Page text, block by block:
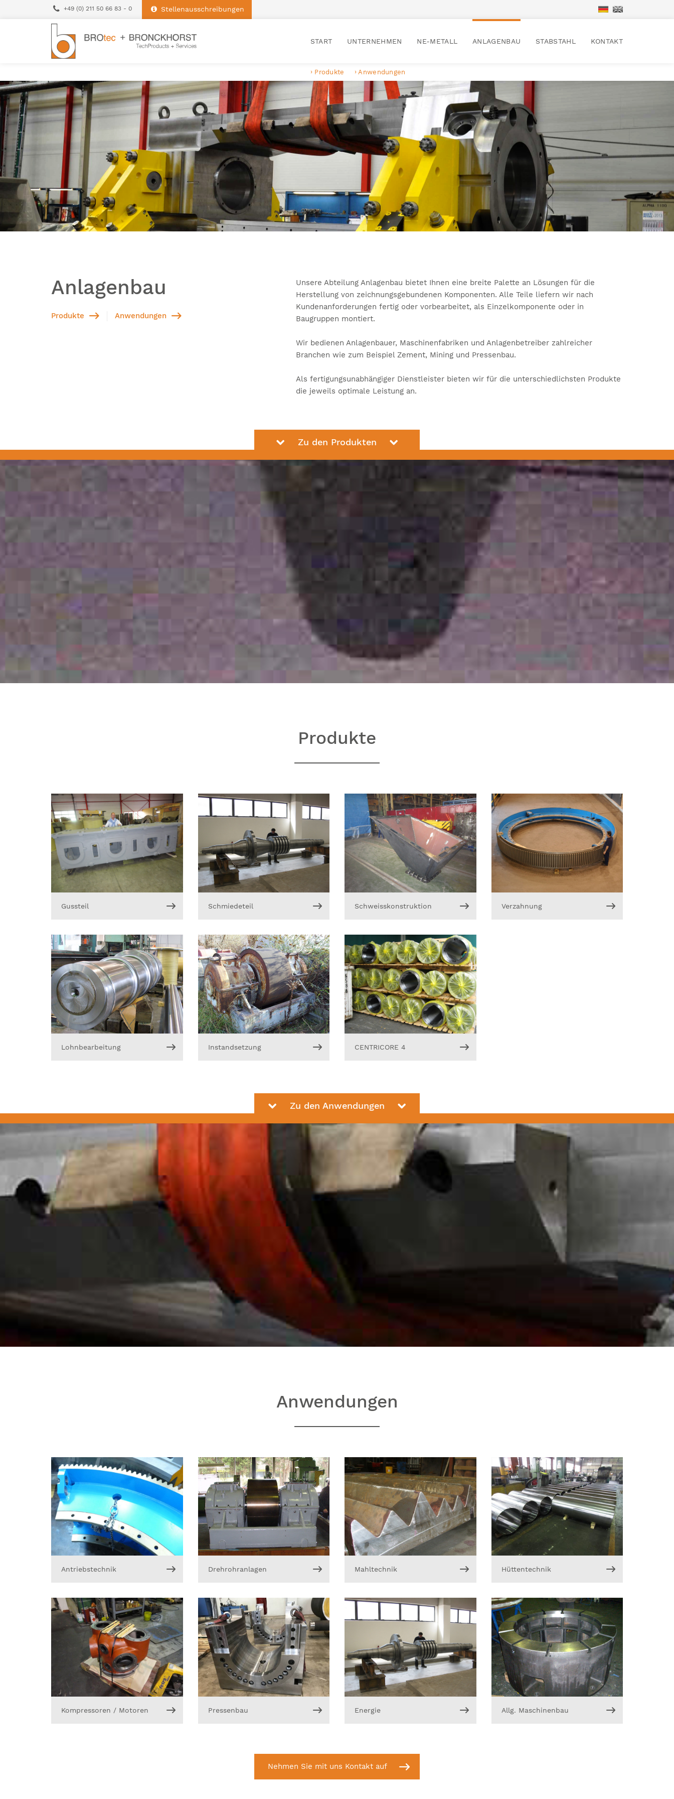
+49 (0) 211 50 66 83 - 0 Stellenausschreibungen
START UNTERNEHMEN NE-METALL ANLAGENBAU
Produkte Anwendungen
STABSTAHL KONTAKT
Anlagenbau
Produkte Anwendungen
Unsere Abteilung Anlagenbau bietet Ihnen eine breite Palette an Lösungen für die
Herstellung von zeichnungsgebundenen Komponenten. Alle Teile liefern wir nach
Kundenanforderungen fertig oder vorbearbeitet, als Einzelkomponente oder in
Baugruppen montiert.
Wir bedienen Anlagenbauer, Maschinenfabriken und Anlagenbetreiber zahlreicher
Branchen wie zum Beispiel Zement, Mining und Pressenbau.
Als fertigungsunabhängiger Dienstleister bieten wir für die unterschiedlichsten Produkte
die jeweils optimale Leistung an.
Zu den Produkten
Produkte
Gussteil Schmiedeteil Schweisskonstruktion Verzahnung
Lohnbearbeitung Instandsetzung CENTRICORE 4
Zu den Anwendungen
Anwendungen
Antriebstechnik Drehrohranlagen Mahltechnik Hüttentechnik
Kompressoren / Motoren Pressenbau Energie Allg. Maschinenbau
Nehmen Sie mit uns Kontakt auf